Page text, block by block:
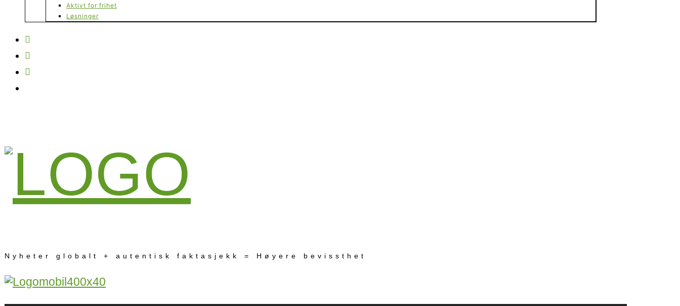
Aktivt for frihet
Løsninger
Nyheter globalt + autentisk faktasjekk = Høyere bevissthet